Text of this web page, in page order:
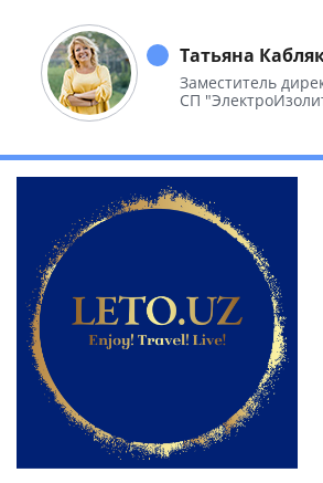
необъятной
Татьяна
Заместитель
СП